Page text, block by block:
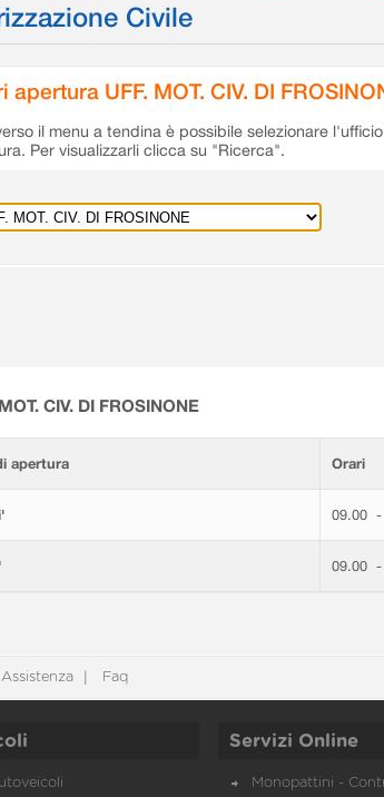
Civile
apertura UFF. MOT. CIV. DI
il menu a tendina è possibile selezionare
Per visualizzarli clicca su "Ricerca".
CIV. DI FROSINONE
apertura Orari
09.00
09.00
Assistenza Faq
Servizi Online
Monopattini -